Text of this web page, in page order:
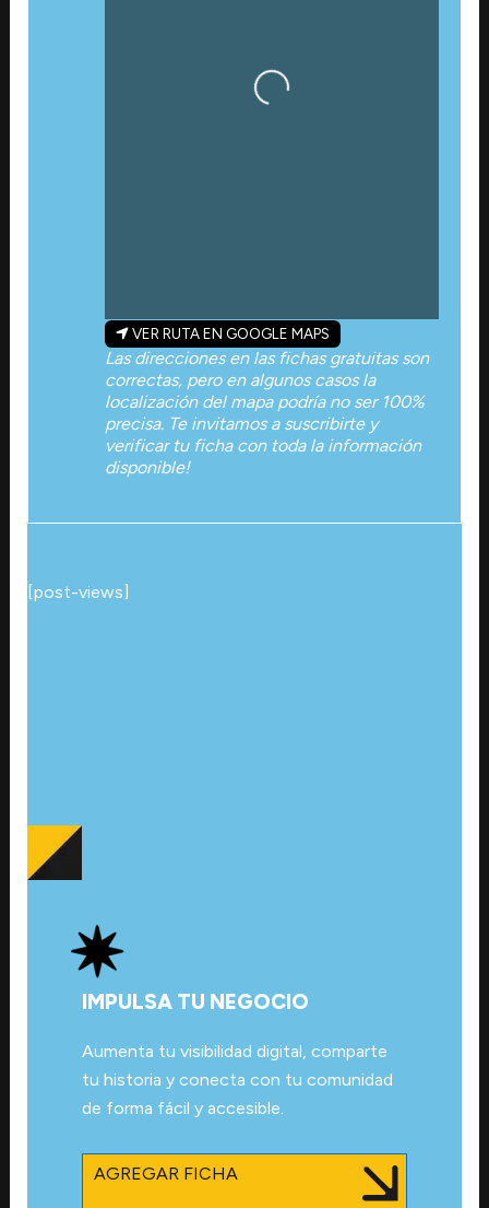
Cargando…
VER RUTA EN GOOGLE MAPS
Las direcciones en las fichas gratuitas son
correctas, pero en algunos casos la
localización del mapa podría no ser 100%
precisa. Te invitamos a suscribirte y
verificar tu ficha con toda la información
disponible!
[post-views]
IMPULSA TU NEGOCIO
Aumenta tu visibilidad digital, comparte
tu historia y conecta con tu comunidad
de forma fácil y accesible.
AGREGAR FICHA